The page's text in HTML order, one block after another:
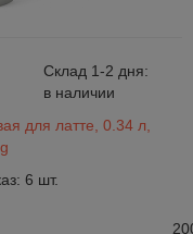
Склад 1-2 дня:
в наличии
для латте, 0.34 л,
6 шт.